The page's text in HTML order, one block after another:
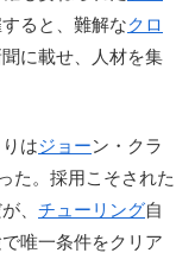
ると、難解なクロ
に載せ、人材を集
はジョーン・クラ
た。採用こそされた
、 チューリング自
唯一条件をクリア